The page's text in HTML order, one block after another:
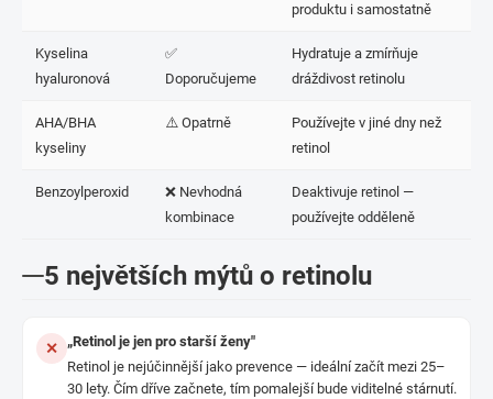
produktu i samostatně
Kyselina
hyaluronová
✅
Doporučujeme
Hydratuje a zmírňuje
dráždivost retinolu
AHA/BHA
kyseliny
⚠️ Opatrně
Používejte v jiné dny než
retinol
Benzoylperoxid
❌ Nevhodná
kombinace
Deaktivuje retinol —
používejte odděleně
5 největších mýtů o retinolu
✕
„Retinol je jen pro starší ženy"
Retinol je nejúčinnější jako prevence — ideální začít mezi 25–
30 lety. Čím dříve začnete, tím pomalejší bude viditelné stárnutí.